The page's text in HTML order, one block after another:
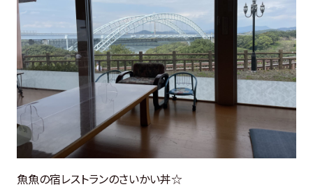
魚魚の宿レストランのさいかい丼☆